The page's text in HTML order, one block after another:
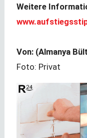
Weitere
Von: (Almanya
Foto: Privat